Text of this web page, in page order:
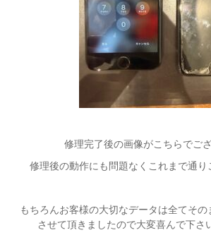
修理完了後の画像がこちらでご
修理後の動作にも問題なくこれまで通り
もちろんお客様の大切なデータは全てその
させて頂きましたので大変喜んで下